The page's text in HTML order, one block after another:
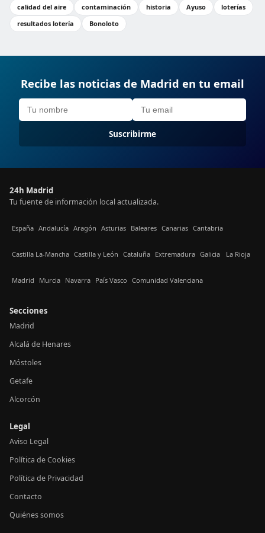
calidad del aire
contaminación historia Ayuso
loterías
resultados lotería
Bonoloto
Recibe las noticias de Madrid en tu email
Suscribirme
24h Madrid
Tu fuente de información local actualizada.
España Andalucía Aragón Asturias Baleares Canarias Cantabria
Castilla La-Mancha Castilla y León Cataluña Extremadura Galicia La Rioja
Madrid Murcia Navarra País Vasco Comunidad Valenciana
Secciones
Madrid
Alcalá de Henares
Móstoles
Getafe
Alcorcón
Legal
Aviso Legal
Política de Cookies
Política de Privacidad
Contacto
Quiénes somos